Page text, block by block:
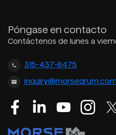
Póngase en contacto
Contáctenos de lunes a
315-437-8475